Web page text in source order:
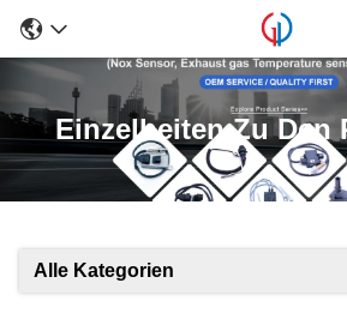
Einzelheiten Zu Den
Alle Kategorien